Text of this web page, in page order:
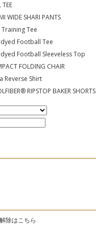
WIDE SHARI PANTS
Training Tee
Football Tee
Football Sleeveless Top
FOLDING CHAIR
Reverse Shirt
RIPSTOP BAKER SHORTS
除はこちら